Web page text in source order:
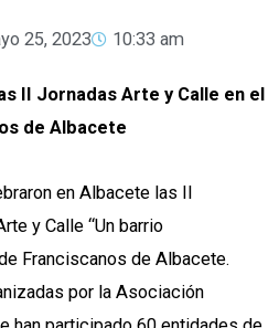
25, 2023 10:33 am
II Jornadas Arte y Calle en el
de Albacete
en Albacete las II
y Calle “Un barrio
Franciscanos de Albacete.
por la Asociación